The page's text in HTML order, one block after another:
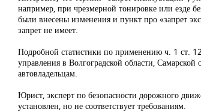
например, при чрезмерной тонировке или езде
были внесены изменения и пункт про «запрет
запрет не имеет.
Подробной статистики по применению ч. 1 ст.
управления в Волгоградской области, Самарской
автовладельцам.
Юрист, эксперт по безопасности дорожного
установлен, но не соответствует требованиям.